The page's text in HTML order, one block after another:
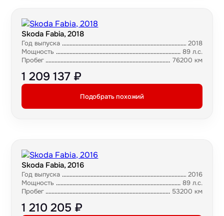
Skoda Fabia, 2018
Год выпуска
2018
Мощность
89 л.с.
Пробег
76200 км
1 209 137 ₽
Подобрать похожий
Skoda Fabia, 2016
Год выпуска
2016
Мощность
89 л.с.
Пробег
53200 км
1 210 205 ₽